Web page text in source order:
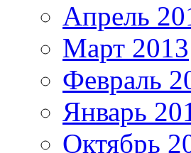
Апрель
Март 2013
Февраль
Январь
Октябрь